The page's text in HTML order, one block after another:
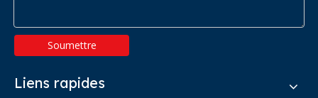
Soumettre
Liens rapides